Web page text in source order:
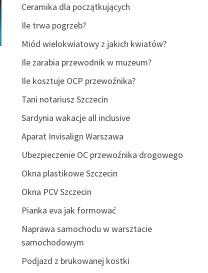
Ceramika dla początkujących
Ile trwa pogrzeb?
Miód wielokwiatowy z jakich kwiatów?
Ile zarabia przewodnik w muzeum?
Ile kosztuje OCP przewoźnika?
Tani notariusz Szczecin
Sardynia wakacje all inclusive
Aparat Invisalign Warszawa
Ubezpieczenie OC przewoźnika drogowego
Okna plastikowe Szczecin
Okna PCV Szczecin
Pianka eva jak formować
Naprawa samochodu w warsztacie
samochodowym
Podjazd z brukowanej kostki